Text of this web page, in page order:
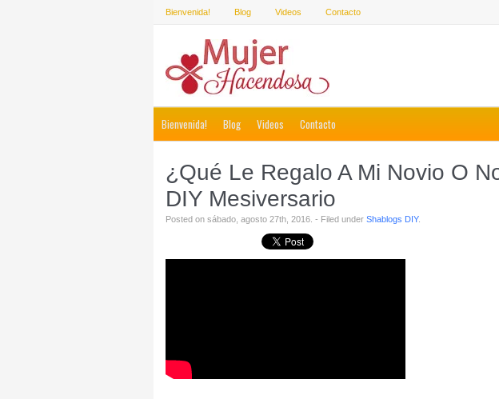
Bienvenida! Blog Videos Contacto
Bienvenida! Blog Videos Contacto
¿Qué Le Regalo A Mi Novio O
DIY Mesiversario
Posted on sábado, agosto 27th, 2016. - Filed under Shablogs DIY.